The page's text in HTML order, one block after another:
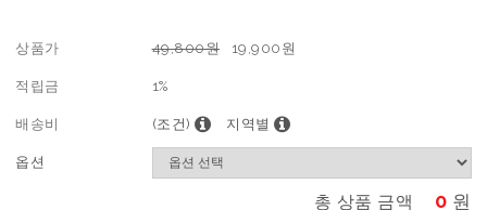
상품가 49,800원 19,900 원
적립금 1%
배송비 (조건) 지역별
옵션
총 상품 금액 0 원